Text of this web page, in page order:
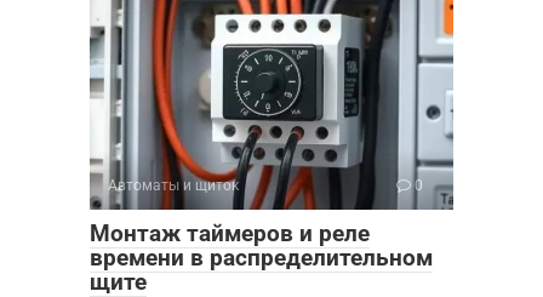
Автоматы и щиток 0
Монтаж таймеров и реле
времени в распределительном
щите